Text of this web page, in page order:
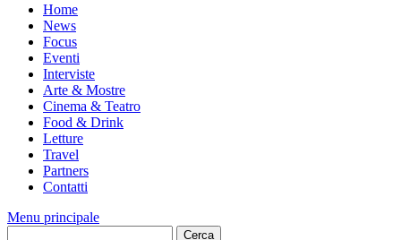
Home
News
Focus
Eventi
Interviste
Arte & Mostre
Cinema & Teatro
Food & Drink
Letture
Travel
Partners
Contatti
Menu principale